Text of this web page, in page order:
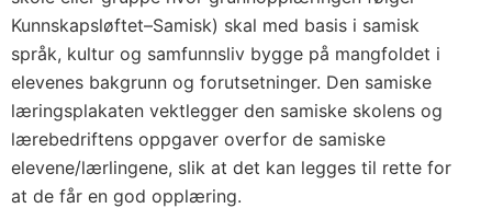
Kunnskapsløftet–Samisk) skal med basis i samisk
språk, kultur og samfunnsliv bygge på mangfoldet i
elevenes bakgrunn og forutsetninger. Den samiske
læringsplakaten vektlegger den samiske skolens og
lærebedriftens oppgaver overfor de samiske
elevene/lærlingene, slik at det kan legges til rette for
at de får en god opplæring.